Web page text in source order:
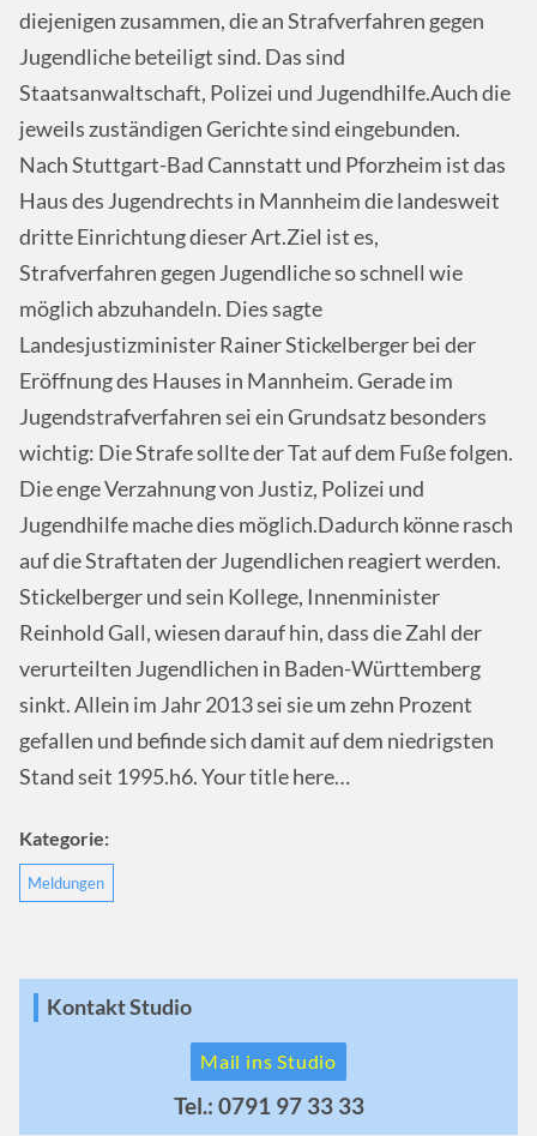
diejenigen zusammen, die an Strafverfahren gegen
Jugendliche beteiligt sind. Das sind
Staatsanwaltschaft, Polizei und Jugendhilfe.Auch die
jeweils zuständigen Gerichte sind eingebunden.
Nach Stuttgart-Bad Cannstatt und Pforzheim ist das
Haus des Jugendrechts in Mannheim die landesweit
dritte Einrichtung dieser Art.Ziel ist es,
Strafverfahren gegen Jugendliche so schnell wie
möglich abzuhandeln. Dies sagte
Landesjustizminister Rainer Stickelberger bei der
Eröffnung des Hauses in Mannheim. Gerade im
Jugendstrafverfahren sei ein Grundsatz besonders
wichtig: Die Strafe sollte der Tat auf dem Fuße folgen.
Die enge Verzahnung von Justiz, Polizei und
Jugendhilfe mache dies möglich.Dadurch könne rasch
auf die Straftaten der Jugendlichen reagiert werden.
Stickelberger und sein Kollege, Innenminister
Reinhold Gall, wiesen darauf hin, dass die Zahl der
verurteilten Jugendlichen in Baden-Württemberg
sinkt. Allein im Jahr 2013 sei sie um zehn Prozent
gefallen und befinde sich damit auf dem niedrigsten
Stand seit 1995.h6. Your title here…
Kategorie:
Meldungen
Kontakt Studio
Mail ins Studio
Tel.: 0791 97 33 33